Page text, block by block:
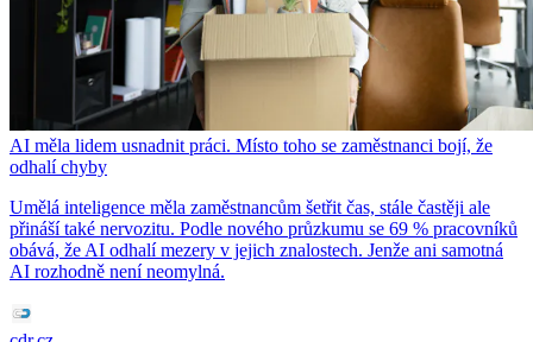
AI měla lidem usnadnit práci. Místo toho se zaměstnanci bojí, že
odhalí chyby
Umělá inteligence měla zaměstnancům šetřit čas, stále častěji ale
přináší také nervozitu. Podle nového průzkumu se 69 % pracovníků
obává, že AI odhalí mezery v jejich znalostech. Jenže ani samotná
AI rozhodně není neomylná.